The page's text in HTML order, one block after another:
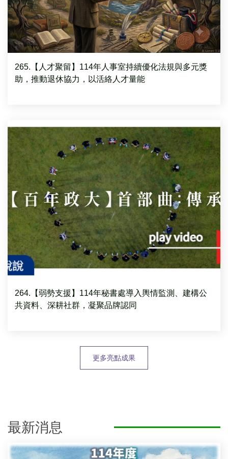
265.【人才聚留】114年人事室持續優化法規與多元獎
助，推動退休協力，以活絡人才量能
264.【弱勢支援】114年秘書處導入輿情監測、建構公
共資料、深耕社群，凝聚品牌認同
更多亮點成果
最新消息